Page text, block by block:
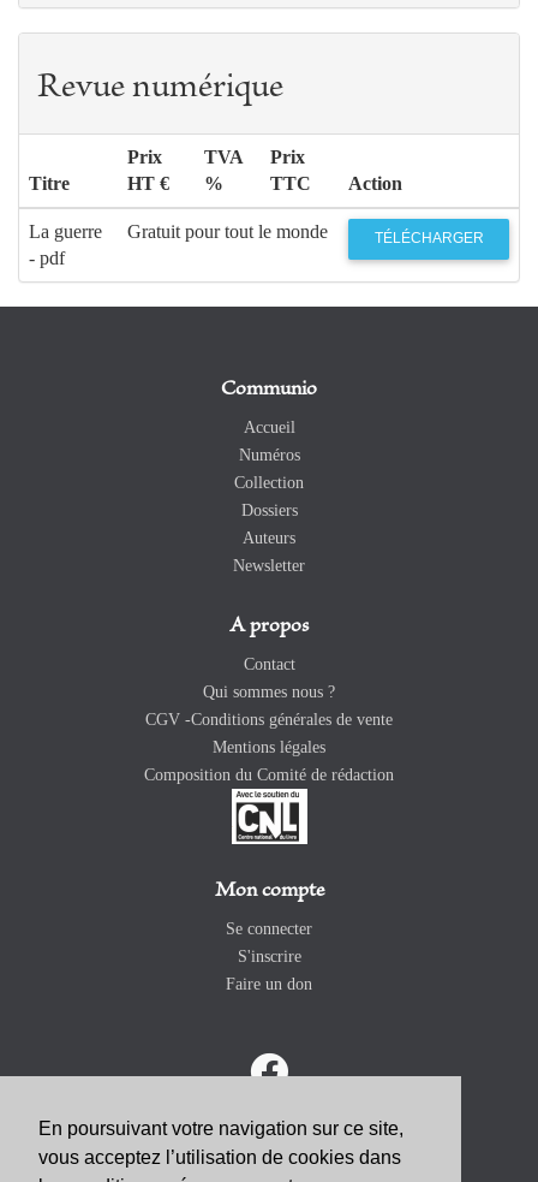
En poursuivant votre navigation sur ce site,
vous acceptez l’utilisation de cookies dans
Revue numérique
Titre
Prix
HT €
TVA
%
Prix
TTC
Action
La guerre
- pdf
Gratuit pour tout le monde TÉLÉCHARGER
Communio
Accueil
Numéros
Collection
Dossiers
Auteurs
Newsletter
A propos
Contact
Qui sommes nous ?
CGV -Conditions générales de vente
Mentions légales
Composition du Comité de rédaction
Mon compte
Se connecter
S'inscrire
Faire un don
ABONNEZ-VOUS